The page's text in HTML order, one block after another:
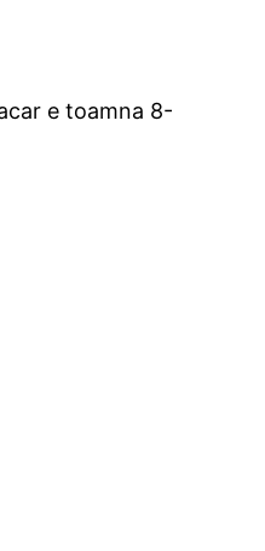
e toamna 8-